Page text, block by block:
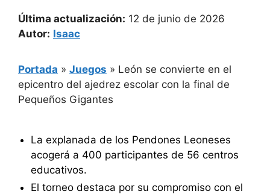
Última actualización: 12 de junio de 2026
Autor: Isaac
Portada » Juegos » León se convierte en el
epicentro del ajedrez escolar con la final de
Pequeños Gigantes
La explanada de los Pendones Leoneses
acogerá a 400 participantes de 56 centros
educativos.
El torneo destaca por su compromiso con el